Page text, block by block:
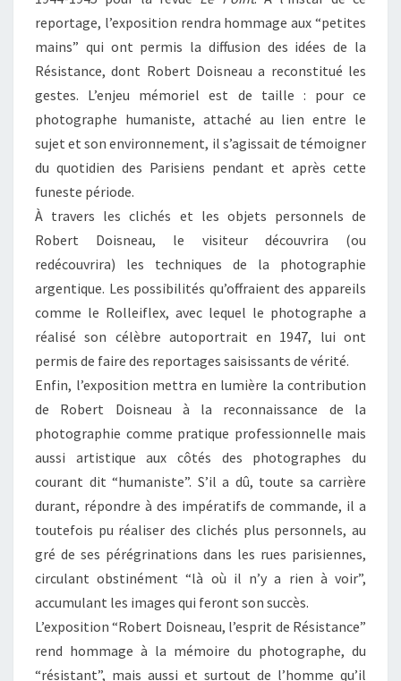
reportage, l’exposition rendra hommage aux “petites
mains” qui ont permis la diffusion des idées de la
Résistance, dont Robert Doisneau a reconstitué les
gestes. L’enjeu mémoriel est de taille : pour ce
photographe humaniste, attaché au lien entre le
sujet et son environnement, il s’agissait de témoigner
du quotidien des Parisiens pendant et après cette
funeste période.
À travers les clichés et les objets personnels de
Robert Doisneau, le visiteur découvrira (ou
redécouvrira) les techniques de la photographie
argentique. Les possibilités qu’offraient des appareils
comme le Rolleiflex, avec lequel le photographe a
réalisé son célèbre autoportrait en 1947, lui ont
permis de faire des reportages saisissants de vérité.
Enfin, l’exposition mettra en lumière la contribution
de Robert Doisneau à la reconnaissance de la
photographie comme pratique professionnelle mais
aussi artistique aux côtés des photographes du
courant dit “humaniste”. S’il a dû, toute sa carrière
durant, répondre à des impératifs de commande, il a
toutefois pu réaliser des clichés plus personnels, au
gré de ses pérégrinations dans les rues parisiennes,
circulant obstinément “là où il n’y a rien à voir”,
accumulant les images qui feront son succès.
L’exposition “Robert Doisneau, l’esprit de Résistance”
rend hommage à la mémoire du photographe, du
“résistant”, mais aussi et surtout de l’homme qu’il